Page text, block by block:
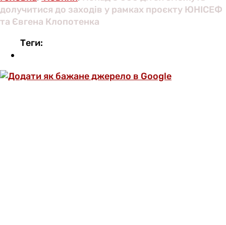
долучитися до заходів у рамках проєкту ЮНІСЕФ
та Євгена Клопотенка
Теги: